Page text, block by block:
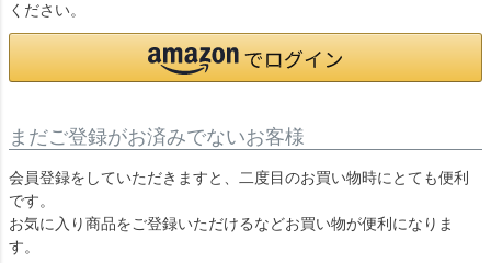
ください。
まだご登録がお済みでないお客様
会員登録をしていただきますと、二度目のお買い物時にとても便利
です。
お気に入り商品をご登録いただけるなどお買い物が便利になりま
す。